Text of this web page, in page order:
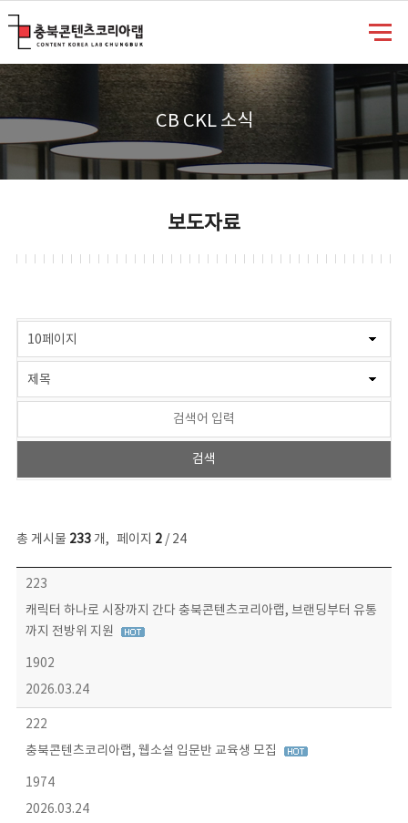
CB CKL 소식
보도자료
총 게시물 233개, 페이지 2/ 24
보도자료 목록 - 번호, 제목, 작성자, 파일, 조회수, 작성일 정보 제공
223
캐릭터 하나로 시장까지 간다 충북콘텐츠코리아랩, 브랜딩부터 유통
까지 전방위 지원
1902
2026.03.24
222
충북콘텐츠코리아랩, 웹소설 입문반 교육생 모집
1974
2026.03.24